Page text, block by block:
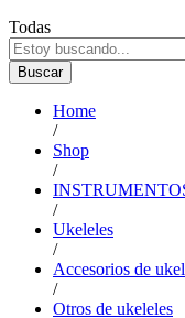
Todas
Buscar
Home
/
Shop
/
/
Ukeleles
/
Accesorios de
/
Otros de ukeleles